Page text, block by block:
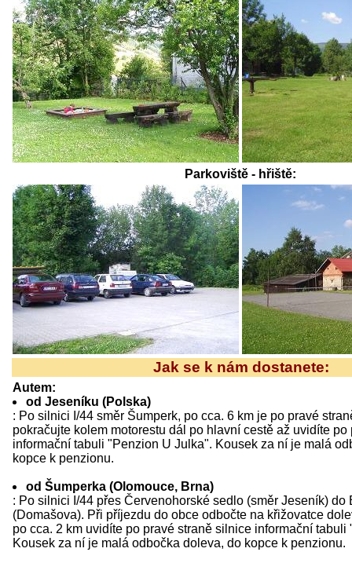
Parkoviště - hřiště:
Jak se k nám dostanete:
Autem:
od Jeseníku (Polska)
: Po silnici I/44 směr Šumperk, po cca. 6 km je po pravé
pokračujte kolem motorestu dál po hlavní cestě až uvidíte
informační tabuli "Penzion U Julka". Kousek za ní je malá
kopce k penzionu.
od Šumperka (Olomouce, Brna)
: Po silnici I/44 přes Červenohorské sedlo (směr Jeseník) do
(Domašova). Při příjezdu do obce odbočte na křižovatce
po cca. 2 km uvidíte po pravé straně silnice informační
Kousek za ní je malá odbočka doleva, do kopce k penzionu.